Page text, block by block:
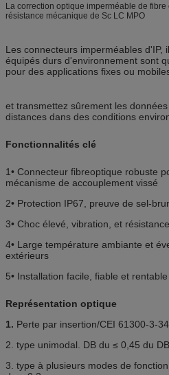
La correction optique imperméable de
résistance mécanique de Sc LC MPO
Les connecteurs imperméables d'IP,
équipés durs d'environnement sont
pour des applications fixes ou
et transmettez sûrement les
distances dans des conditions
Fonctionnalités clé
1• Connecteur fibreoptique robuste
mécanisme de accouplement vissé
2• Protection IP67, preuve de sel-
3• Choc élevé, vibration, et
4• Large température ambiante et
extérieurs
5• Installation facile, fiable et rentable
Représentation optique
1. Perte par insertion/CEI 61300-3-34
2. type unimodal. DB du ≤ 0,45 du
3. type à plusieurs modes de